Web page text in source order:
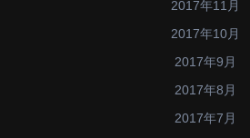
2017年11月
2017年10月
2017年9月
2017年8月
2017年7月